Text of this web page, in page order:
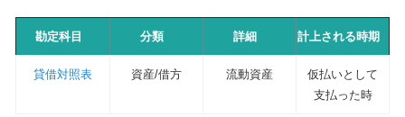
勘定科目 分類 詳細 計上される時期
貸借対照表 資産/借方 流動資産
仮払いとして
支払った時